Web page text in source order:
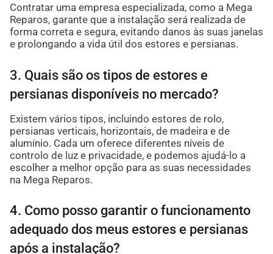
Contratar uma empresa especializada, como a Mega
Reparos, garante que a instalação será realizada de
forma correta e segura, evitando danos às suas janelas
e prolongando a vida útil dos estores e persianas.
3. Quais são os tipos de estores e
persianas disponíveis no mercado?
Existem vários tipos, incluindo estores de rolo,
persianas verticais, horizontais, de madeira e de
alumínio. Cada um oferece diferentes níveis de
controlo de luz e privacidade, e podemos ajudá-lo a
escolher a melhor opção para as suas necessidades
na Mega Reparos.
4. Como posso garantir o funcionamento
adequado dos meus estores e persianas
após a instalação?